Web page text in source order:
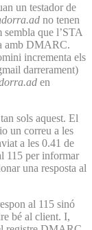
un testador de
no tenen
que l’STA
amb DMARC.
incrementa els
darrerament)
en
sols aquest. El
un correu a les
a les 0.41 de
115 per informar
una resposta al
al 115 sinó
bé al client. I,